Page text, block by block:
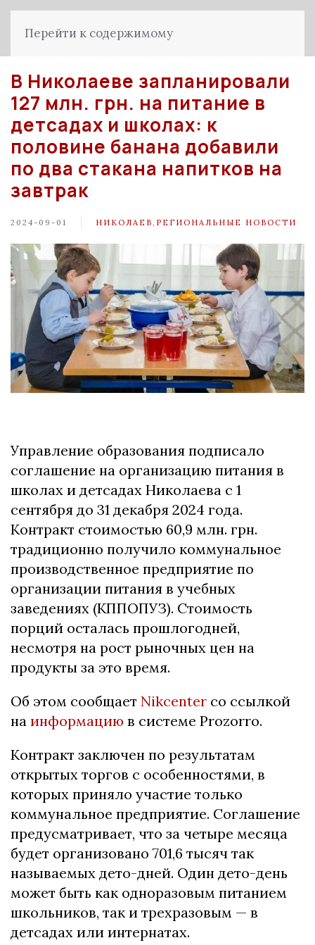
Перейти к содержимому
В Николаеве запланировали
127 млн. грн. на питание в
детсадах и школах: к
половине банана добавили
по два стакана напитков на
завтрак
2024-09-01 НИКОЛАЕВ РЕГИОНАЛЬНЫЕ НОВОСТИ
Управление образования подписало
соглашение на организацию питания в
школах и детсадах Николаева с 1
сентября до 31 декабря 2024 года.
Контракт стоимостью 60,9 млн. грн.
традиционно получило коммунальное
производственное предприятие по
организации питания в учебных
заведениях (КППОПУЗ). Стоимость
порций осталась прошлогодней,
несмотря на рост рыночных цен на
продукты за это время.
Об этом сообщает Nikcenter со ссылкой
на информацию в системе Prozorro.
Контракт заключен по результатам
открытых торгов с особенностями, в
которых приняло участие только
коммунальное предприятие. Соглашение
предусматривает, что за четыре месяца
будет организовано 701,6 тысяч так
называемых дето-дней. Один дето-день
может быть как одноразовым питанием
школьников, так и трехразовым — в
детсадах или интернатах.